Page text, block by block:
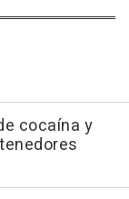
cocaína y